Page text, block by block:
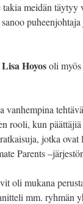
meidän
Lisa Hoyosoli myös
rooli, kun
jotka
Parents
oli mukana
mm. ryhmän